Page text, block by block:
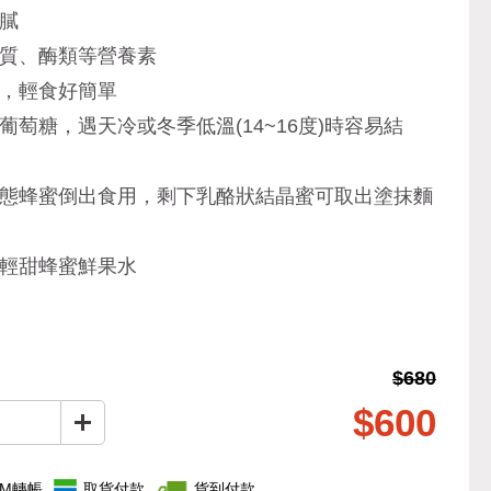
、酶類等營養素
輕食好簡單
萄糖，遇天冷或冬季低溫(14~16度)時容易結
蜂蜜倒出食用，剩下乳酪狀結晶蜜可取出塗抹麵
甜蜂蜜鮮果水
$680
$600